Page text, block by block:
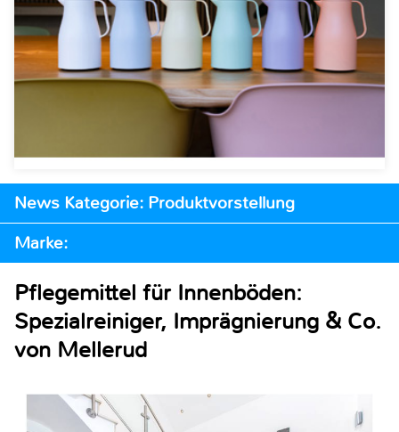
News Kategorie: Produktvorstellung
Marke:
Pflegemittel für Innenböden:
Spezialreiniger, Imprägnierung & Co.
von Mellerud